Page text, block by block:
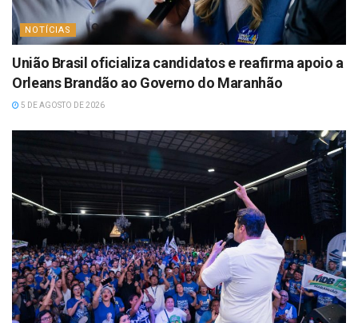
NOTÍCIAS
União Brasil oficializa candidatos e reafirma apoio a
Orleans Brandão ao Governo do Maranhão
5 DE AGOSTO DE 2026